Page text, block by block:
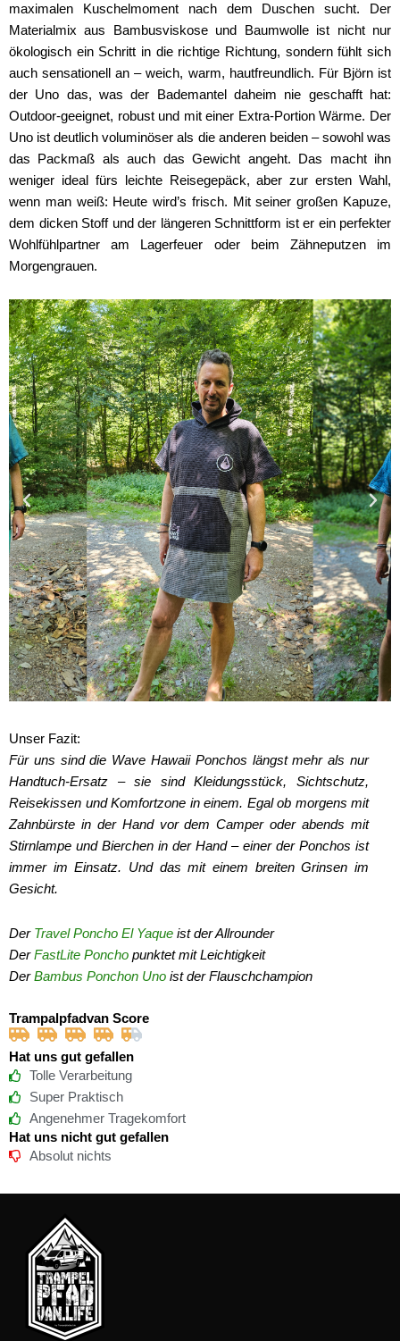
maximalen Kuschelmoment nach dem Duschen sucht. Der
Materialmix aus Bambusviskose und Baumwolle ist nicht nur
ökologisch ein Schritt in die richtige Richtung, sondern fühlt sich
auch sensationell an – weich, warm, hautfreundlich. Für Björn ist
der Uno das, was der Bademantel daheim nie geschafft hat:
Outdoor-geeignet, robust und mit einer Extra-Portion Wärme. Der
Uno ist deutlich voluminöser als die anderen beiden – sowohl was
das Packmaß als auch das Gewicht angeht. Das macht ihn
weniger ideal fürs leichte Reisegepäck, aber zur ersten Wahl,
wenn man weiß: Heute wird’s frisch. Mit seiner großen Kapuze,
dem dicken Stoff und der längeren Schnittform ist er ein perfekter
Wohlfühlpartner am Lagerfeuer oder beim Zähneputzen im
Morgengrauen.
Unser Fazit:
Für uns sind die Wave Hawaii Ponchos längst mehr als nur
Handtuch-Ersatz – sie sind Kleidungsstück, Sichtschutz,
Reisekissen und Komfortzone in einem. Egal ob morgens mit
Zahnbürste in der Hand vor dem Camper oder abends mit
Stirnlampe und Bierchen in der Hand – einer der Ponchos ist
immer im Einsatz. Und das mit einem breiten Grinsen im
Gesicht.
Der Travel Poncho El Yaque ist der Allrounder
DerFastLite Poncho punktet mit Leichtigkeit
DerBambus Ponchon Uno ist der Flauschchampion
Trampalpfadvan Score
Hat uns gut gefallen
Tolle Verarbeitung
Super Praktisch
Angenehmer Tragekomfort
Hat uns nicht gut gefallen
Absolut nichts